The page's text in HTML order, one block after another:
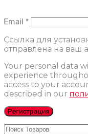
Email *
Ссылка для
отправлена ​​на ваш
Your personal data
experience
access to your
described in our
Регистрация